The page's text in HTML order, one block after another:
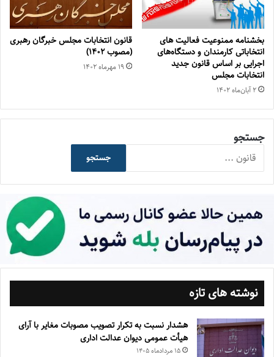
بخشنامه ممنوعیت فعالیت های
انتخاباتی کارمندان و دستگاه‌های
اجرایی بر اساس قانون جدید
انتخابات مجلس
۲ آبان‌ماه ۱۴۰۲
قانون انتخابات مجلس خبرگان رهبری
(مصوب ۱۴۰۲)
۱۹ مهر‌ماه ۱۴۰۲
جستجو
جستجو
نوشته های تازه
هشدار نسبت به تکرار تصویب مصوبات مغایر با آرای
هیأت عمومی دیوان عدالت اداری
۱۵ مرداد‌ماه ۱۴۰۵